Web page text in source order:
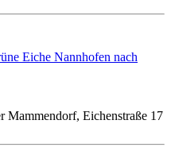
Eiche Nannhofen nach
Mammendorf, Eichenstraße 17